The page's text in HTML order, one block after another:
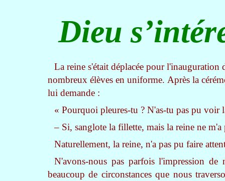
Dieu
La reine s'était déplacée pour l'inauguration
nombreux élèves en uniforme. Après la
lui demande :
« Pourquoi pleures-tu ? N'as-tu pas pu voir
– Si, sanglote la fillette, mais la reine ne
Naturellement, la reine, n'a pas pu faire
N'avons-nous pas parfois l'impression
beaucoup de circonstances que nous